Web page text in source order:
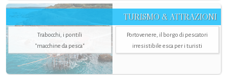
TURISMO & ATTRAZIONI
Trabocchi, i pontili
"macchine da pesca"
Portovenere, il borgo di pescatori
irresistibile esca per i turisti